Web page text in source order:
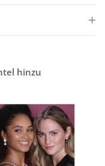
hinzu